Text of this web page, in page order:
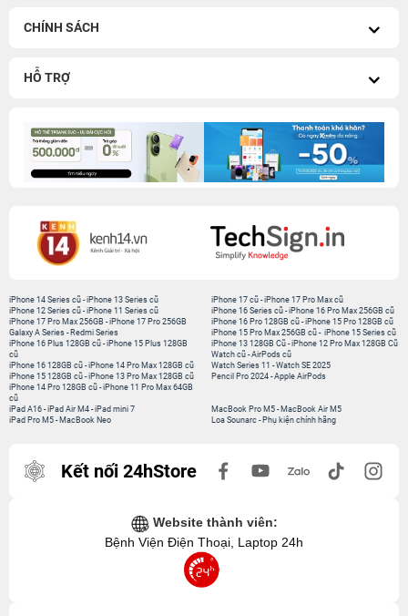
CHÍNH SÁCH
HỖ TRỢ
iPhone 14 Series cũ -iPhone 13 Series cũ
iPhone 12 Series cũ -iPhone 11 Series cũ
iPhone 17 Pro Max 256GB -iPhone 17 Pro 256GB
Galaxy A Series - Redmi Series
iPhone 17 cũ-iPhone 17 Pro Max cũ
iPhone 16 Series cũ- iPhone 16 Pro Max 256GB cũ
iPhone 16 Pro 128GB cũ-iPhone 15 Pro 128GB cũ
iPhone 15 Pro Max 256GB cũ- iPhone 15 Series cũ
iPhone 16 Plus 128GB cũ -iPhone 15 Plus 128GB
cũ
iPhone 16 128GB cũ -iPhone 14 Pro Max 128GB cũ
iPhone 15 128GB cũ -iPhone 13 Pro Max 128GB cũ
iPhone 14 Pro 128GB cũ -iPhone 11 Pro Max 64GB
cũ
iPhone 13 128GB Cũ-iPhone 12 Pro Max 128GB Cũ
Watch cũ-AirPods cũ
Watch Series 11 -Watch SE 2025
Pencil Pro 2024-Apple AirPods
iPad A16 -iPad Air M4 -iPad mini 7
iPad Pro M5 - MacBook Neo
MacBook Pro M5- MacBook Air M5
Loa Sounarc- Phụ kiện chính hãng
Kết nối 24hStore
Website thành viên:
Bệnh Viện Điện Thoại, Laptop 24h